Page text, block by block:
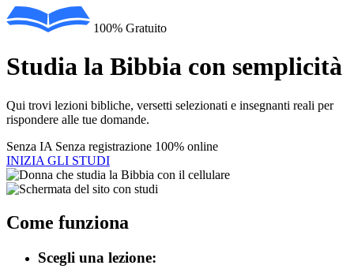
100% Gratuito
Studia la Bibbia con semplicità
Qui trovi lezioni bibliche, versetti selezionati e insegnanti reali per
rispondere alle tue domande.
Senza IA Senza registrazione 100% online
INIZIA GLI STUDI
Come funziona
Scegli una lezione: